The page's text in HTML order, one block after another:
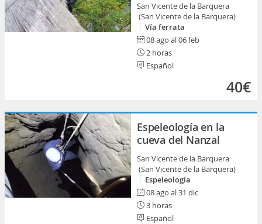
San Vicente de la Barquera
(San Vicente de la Barquera)
Vía ferrata
08 ago al 06 feb
2 horas
Español
40€
Espeleología en la
cueva del Nanzal
San Vicente de la Barquera
(San Vicente de la Barquera)
Espeleología
08 ago al 31 dic
3 horas
Español